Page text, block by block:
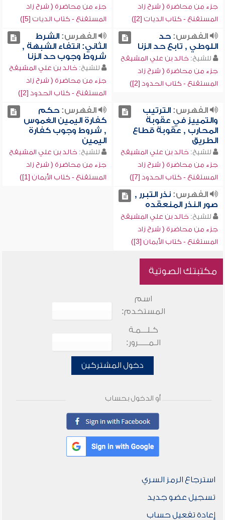
جزء من محاضرة ( شرح زاد
المستقنع - كتاب الديات [2])
جزء من محاضرة ( شرح زاد
المستقنع - كتاب الديات [5])
الفهرس:حد
اللوطي , تابع حد الزنا
للشيخ: خالد بن علي المشيقح
جزء من محاضرة ( شرح زاد
المستقنع - كتاب الحدود [2])
الفهرس:الشرط
الثاني: انتفاء الشبهة ,
شروط وجوب حد الزنا
للشيخ: خالد بن علي المشيقح
جزء من محاضرة ( شرح زاد
المستقنع - كتاب الحدود [2])
الفهرس:الترتيب
والتمييز في عقوبة
المحارب , عقوبة قطاع
الطريق
للشيخ: خالد بن علي المشيقح
جزء من محاضرة ( شرح زاد
المستقنع - كتاب الحدود [7])
الفهرس:حكم
كفارة اليمين الغموس
, شروط وجوب كفارة
اليمين
للشيخ: خالد بن علي المشيقح
جزء من محاضرة ( شرح زاد
المستقنع - كتاب الأيمان [1])
الفهرس:نذر التبرر ,
صور النذر المنعقده
للشيخ: خالد بن علي المشيقح
جزء من محاضرة ( شرح زاد
المستقنع - كتاب الأيمان [3])
مكتبتك الصوتية
اسم
المستخدم:
كـلـــمـة
الـمـــــرور:
دخول المشتركين
أو الدخول بحساب
استرجاع الرمز السري
تسجيل عضو جديد
إعادة تفعيل حساب